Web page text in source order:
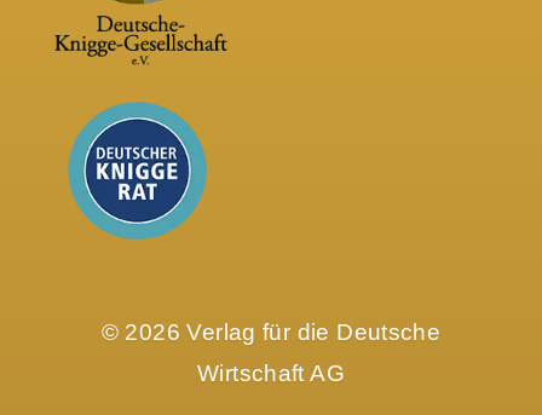
© 2026 Verlag für die Deutsche
Wirtschaft AG